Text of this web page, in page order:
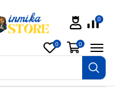
0
0 0